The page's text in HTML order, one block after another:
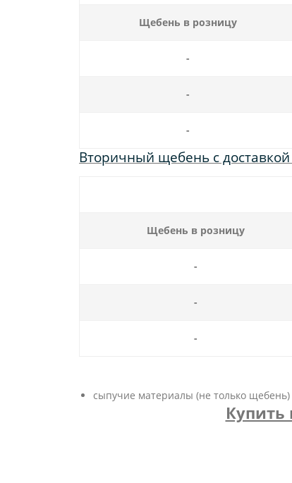
Щебень в розницу
-
-
-
Вторичный щебень с
Щебень в розницу
-
-
-
сыпучие материалы (не только
Купить